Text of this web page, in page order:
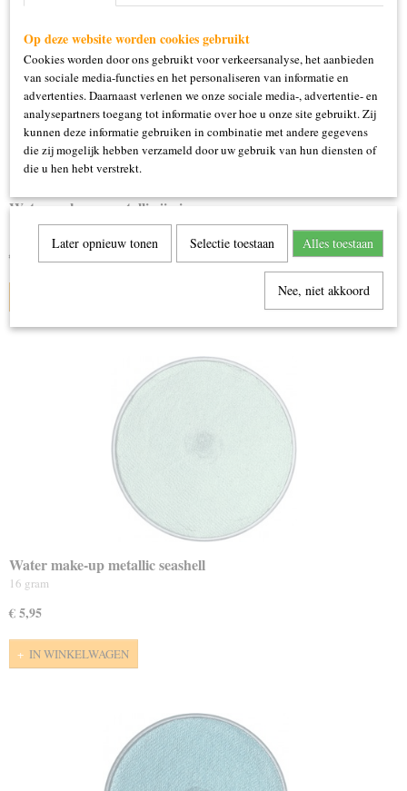
Water make-up metallic jimi
16 gram
€ 5,95
Water make-up metallic seashell
16 gram
€ 5,95
IN WINKELWAGEN
Op deze website worden cookies gebruikt
Cookies worden door ons gebruikt voor verkeersanalyse, het aanbieden
van sociale media-functies en het personaliseren van informatie en
advertenties. Daarnaast verlenen we onze sociale media-, advertentie- en
analysepartners toegang tot informatie over hoe u onze site gebruikt. Zij
kunnen deze informatie gebruiken in combinatie met andere gegevens
die zij mogelijk hebben verzameld door uw gebruik van hun diensten of
die u hen hebt verstrekt.
Later opnieuw tonen Selectie toestaan Alles toestaan
Nee, niet akkoord